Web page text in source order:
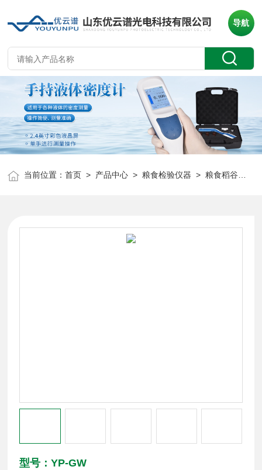
导航
当前位置：首页 > 产品中心 >粮食检验仪器 >粮食稻谷新鲜度测定仪
型号：YP-GW